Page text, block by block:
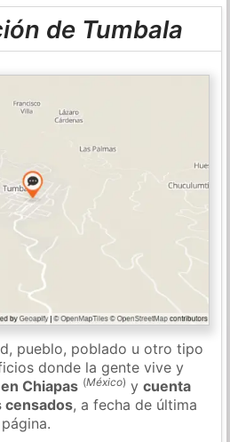
de Tumbala
pueblo, poblado u otro tipo
donde la gente vive y
Chiapas (México) ycuenta
censados, a fecha de última